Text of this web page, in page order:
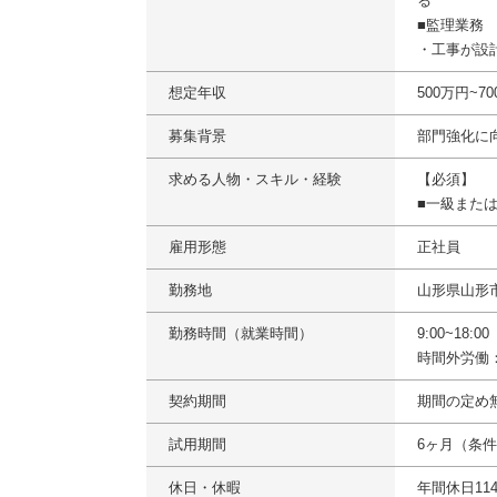
■監理業務
・工事が
想定年収 500万円
募集背景 部門強化に
求める人物・スキル・経験
【必須】
■一級また
雇用形態 正社員
勤務地 山形県山形
勤務時間（就業時間）
9:00~18:00
時間外労働
契約期間 期間の定め
試用期間 6ヶ月（条
休日・休暇 年間休日